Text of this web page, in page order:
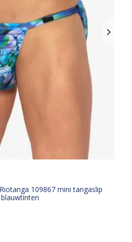
109867 mini tangaslip